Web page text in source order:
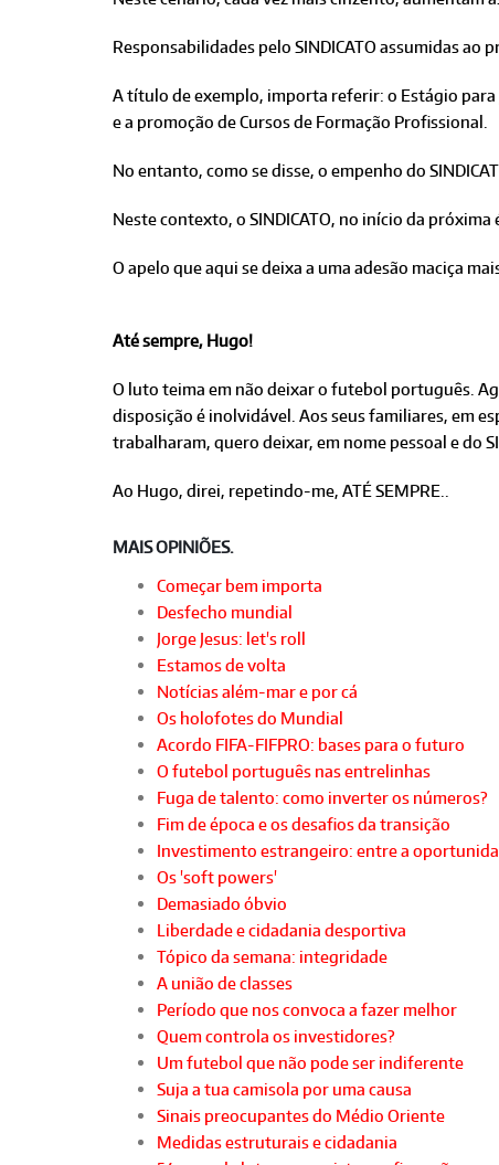
Responsabilidades pelo SINDICATO assumidas
A título de exemplo, importa referir: o Estágio para
e a promoção de Cursos de Formação Profissional.
No entanto, como se disse, o empenho do
Neste contexto, o SINDICATO, no início da
O apelo que aqui se deixa a uma adesão maciça
Até sempre, Hugo!
O luto teima em não deixar o futebol português.
disposição é inolvidável. Aos seus familiares, em
trabalharam, quero deixar, em nome pessoal e do
Ao Hugo, direi, repetindo-me, ATÉ SEMPRE..
MAIS OPINIÕES.
Começar bem importa
Desfecho mundial
Jorge Jesus: let's roll
Estamos de volta
Notícias além-mar e por cá
Os holofotes do Mundial
Acordo FIFA-FIFPRO: bases para o futuro
O futebol português nas entrelinhas
Fuga de talento: como inverter os números?
Fim de época e os desafios da transição
Investimento estrangeiro: entre a
Os 'soft powers'
Demasiado óbvio
Liberdade e cidadania desportiva
Tópico da semana: integridade
A união de classes
Período que nos convoca a fazer melhor
Quem controla os investidores?
Um futebol que não pode ser indiferente
Suja a tua camisola por uma causa
Sinais preocupantes do Médio Oriente
Medidas estruturais e cidadania